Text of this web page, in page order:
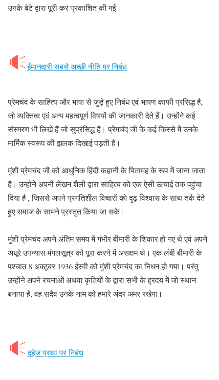
उनके बेटे द्वारा पूरी कर प्रकाशित की गई।
ईमानदारी सबसे अच्छी नीति पर निबंध
प्रेमचंद के साहित्य और भाषा से जुड़े हुए निबंध एवं भाषण काफी प्रसिद्ध है,
जो व्यक्तित्व एवं अन्य महत्वपूर्ण विषयों की जानकारी देते हैं। उन्होंने कई
संस्मरण भी लिखे हैं जो सुप्रसिद्ध है। प्रेमचंद जी के कई किस्से में उनके
मार्मिक स्वरूप की झलक दिखाई पड़ती है।
मुंशी प्रेमचंद जी को आधुनिक हिंदी कहानी के पितामह के रूप में जाना जाता
है। उन्होंने अपनी लेखन शैली द्वारा साहित्य को एक ऐसी ऊंचाई तक पहुंचा
दिया है , जिससे अपने प्रगतिशील विचारों को दृढ़ विश्वास के साथ तर्क देते
हुए समाज के सामने प्रस्तुत किया जा सके।
मुंशी प्रेमचंद अपने अंतिम समय में गंभीर बीमारी के शिकार हो गए थे एवं अपने
अधूरे उपन्यास मंगलसूत्र को पूरा करने में असक्षम थे। एक लंबी बीमारी के
पश्चात 8 अक्टूबर 1936 ईस्वी को मुंशी प्रेमचंद का निधन हो गया। परंतु
उन्होंने अपने रचनाओं अथवा कृतियों के द्वारा सभी के ह्रदय में जो स्थान
बनाया है, वह सदैव उनके नाम को हमारे अंदर अमर रखेगा।
दहेज प्रथा पर निबंध